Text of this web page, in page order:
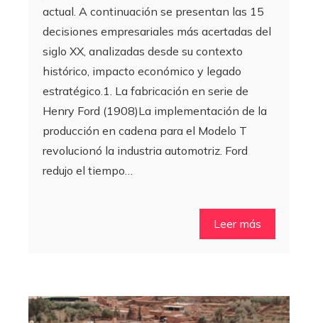
actual. A continuación se presentan las 15
decisiones empresariales más acertadas del
siglo XX, analizadas desde su contexto
histórico, impacto económico y legado
estratégico.1. La fabricación en serie de
Henry Ford (1908)La implementación de la
producción en cadena para el Modelo T
revolucionó la industria automotriz. Ford
redujo el tiempo…
Leer más